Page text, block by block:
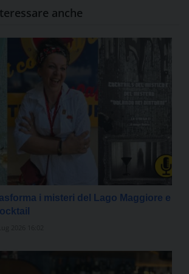
anche
i misteri del Lago Maggiore e